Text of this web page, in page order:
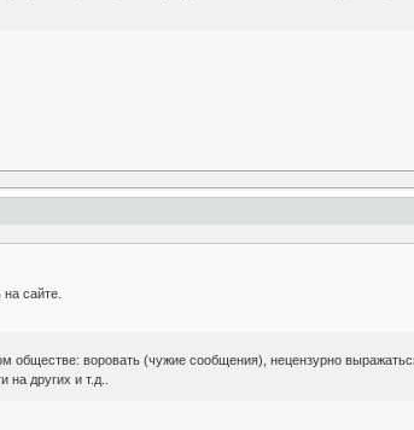
на сайте.
обществе: воровать (чужие сообщения), нецензурно
других и т.д..